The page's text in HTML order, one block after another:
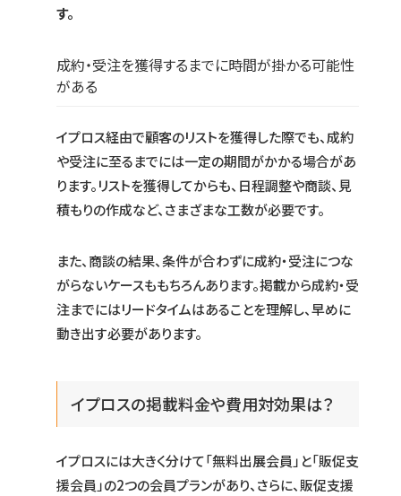
す。
成約・受注を獲得するまでに時間が掛かる可能性
がある
イプロス経由で顧客のリストを獲得した際でも、成約
や受注に至るまでには一定の期間がかかる場合があ
ります。リストを獲得してからも、日程調整や商談、見
積もりの作成など、さまざまな工数が必要です。
また、商談の結果、条件が合わずに成約・受注につな
がらないケースももちろんあります。掲載から成約・受
注までにはリードタイムはあることを理解し、早めに
動き出す必要があります。
イプロスの掲載料金や費用対効果は？
イプロスには大きく分けて「無料出展会員」と「販促支
援会員」の2つの会員プランがあり、さらに、販促支援